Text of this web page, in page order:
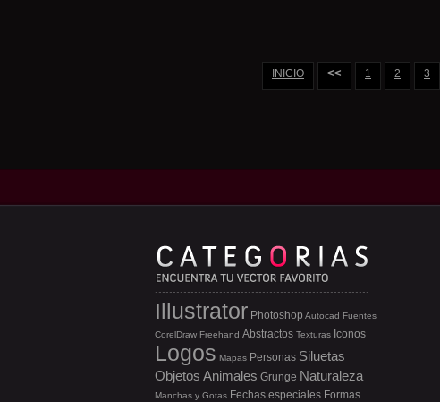
INICIO << 1 2 3
Illustrator Photoshop Autocad Fuentes
CorelDraw Freehand Abstractos Texturas Iconos
Logos Mapas Personas Siluetas
Objetos Animales Grunge Naturaleza
Manchas y Gotas Fechas especiales Formas